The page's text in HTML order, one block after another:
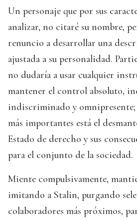
Un personaje que por sus
analizar, no citaré su nombre,
renuncio a desarrollar una
ajustada a su personalidad.
no dudaría a usar cualquier
mantener el control absoluto,
indiscriminado y omnipresente;
más importantes está el
Estado de derecho y sus
para el conjunto de la sociedad.
Miente compulsivamente,
imitando a Stalin, purgando
colaboradores más próximos,